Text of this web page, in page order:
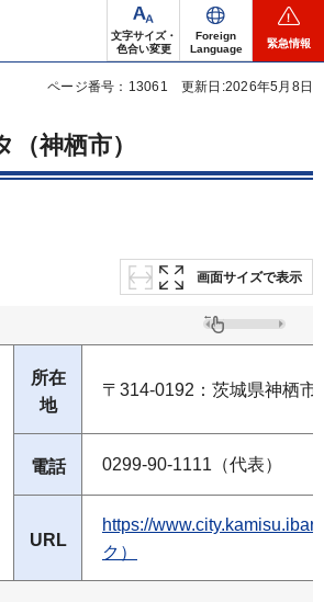
文字サイズ・
色合い変更
Foreign
Language
緊急情報
ページ番号：13061 更新日:2026年5月8日
神栖市）
画面サイズで表示
所在
地
〒314-0192：茨城県神栖市
電話 0299-90-1111（代表）
URL
https://
ク）